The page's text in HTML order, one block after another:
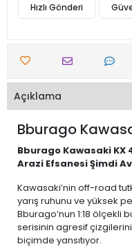
Hızlı Gönderi
Açıklama
Bburago
Bburago Kawasaki KX
Arazi Efsanesi Şimdi
Kawasaki’nin off-road
yarış ruhunu ve yüksek
Bburago’nun 1:18 ölçekli
serisinin agresif çizgilerini
biçimde yansıtıyor.